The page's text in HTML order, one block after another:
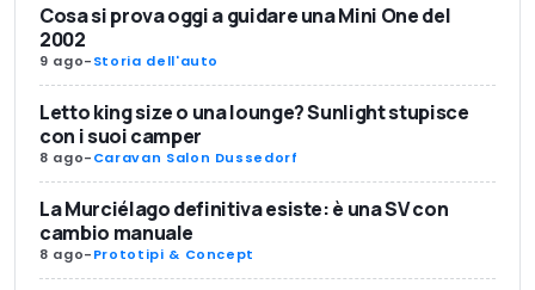
Cosa si prova oggi a guidare una Mini One del
2002
9 ago-Storia dell'auto
Letto king size o una lounge? Sunlight stupisce
con i suoi camper
8 ago-Caravan Salon Dussedorf
La Murciélago definitiva esiste: è una SV con
cambio manuale
8 ago-Prototipi & Concept